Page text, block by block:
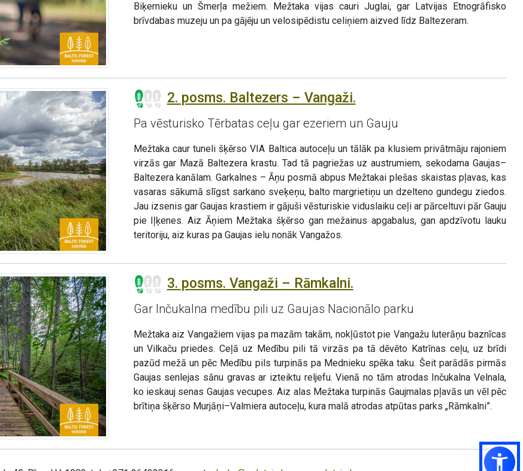
Biķernieku un Šmerļa mežiem. Mežtaka vijas cauri Juglai, gar Latvijas Etnogrāfisko
brīvdabas muzeju un pa gājēju un velosipēdistu celiņiem aizved līdz Baltezeram.
2. posms. Baltezers – Vangaži.
Pa vēsturisko Tērbatas ceļu gar ezeriem un Gauju
Mežtaka caur tuneli šķērso VIA Baltica autoceļu un tālāk pa klusiem privātmāju rajoniem
virzās gar Mazā Baltezera krastu. Tad tā pagriežas uz austrumiem, sekodama Gaujas–
Baltezera kanālam. Garkalnes – Āņu posmā abpus Mežtakai plešas skaistas pļavas, kas
vasaras sākumā slīgst sarkano sveķeņu, balto margrietiņu un dzelteno gundegu ziedos.
Jau izsenis gar Gaujas krastiem ir gājuši vēsturiskie viduslaiku ceļi ar pārceltuvi pār Gauju
pie Iļķenes. Aiz Āņiem Mežtaka šķērso gan mežainus apgabalus, gan apdzīvotu lauku
teritoriju, aiz kuras pa Gaujas ielu nonāk Vangažos.
3. posms. Vangaži – Rāmkalni.
Gar Inčukalna medību pili uz Gaujas Nacionālo parku
Mežtaka aiz Vangažiem vijas pa mazām takām, nokļūstot pie Vangažu luterāņu baznīcas
un Vilkaču priedes. Ceļā uz Medību pili tā virzās pa tā dēvēto Katrīnas ceļu, uz brīdi
pazūd mežā un pēc Medību pils turpinās pa Mednieku spēka taku. Šeit parādās pirmās
Gaujas senlejas sānu gravas ar izteiktu reljefu. Vienā no tām atrodas Inčukalna Velnala,
ko ieskauj senas Gaujas vecupes. Aiz alas Mežtaka turpinās Gaujmalas pļavās un vēl pēc
brītiņa šķērso Murjāņi–Valmiera autoceļu, kura malā atrodas atpūtas parks „Rāmkalni”.